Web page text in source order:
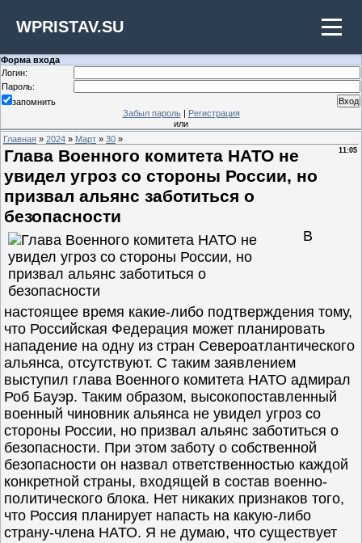
WPRISTAV.SU
Форма входа
Логин:
Пароль:
запомнить
Забыл пароль| Регистрация
или
Главная » 2024 » Март » 30 »
11:05
Глава Военного комитета НАТО не
увидел угроз со стороны России, но
призвал альянс заботиться о
безопасности
В
настоящее время какие-либо подтверждения тому,
что Российская Федерация может планировать
нападение на одну из стран Североатлантического
альянса, отсутствуют. С таким заявлением
выступил глава Военного комитета НАТО адмирал
Роб Бауэр. Таким образом, высокопоставленный
военный чиновник альянса не увидел угроз со
стороны России, но призвал альянс заботиться о
безопасности. При этом заботу о собственной
безопасности он назвал ответственностью каждой
конкретной страны, входящей в состав военно-
политического блока. Нет никаких признаков того,
что Россия планирует напасть на какую-либо
страну-члена НАТО. Я не думаю, что существует